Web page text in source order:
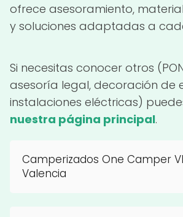
ofrece asesoramiento,
y soluciones adaptadas a
Si necesitas conocer otros
asesoría legal, decoración de
instalaciones eléctricas)
nuestra página principal.
Camperizados One Camper
Valencia